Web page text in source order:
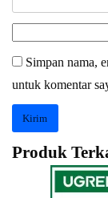
Simpan nama,
untuk komentar
Produk